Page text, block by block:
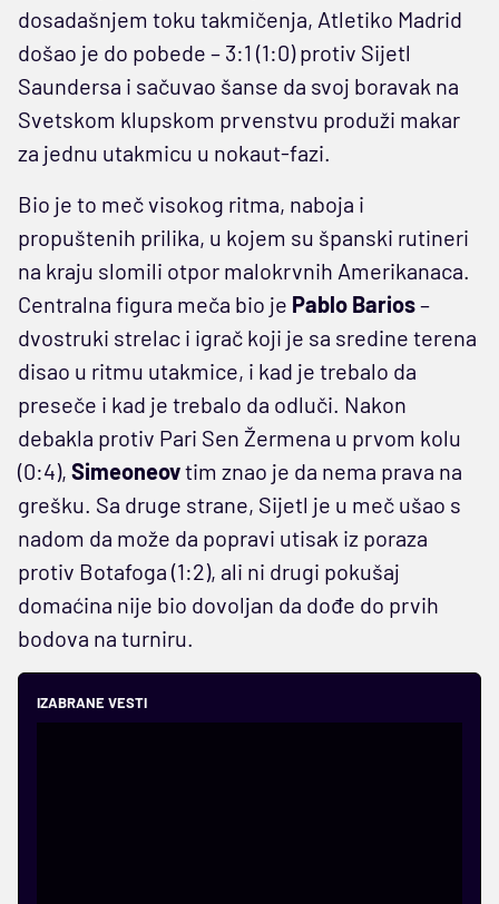
dosadašnjem toku takmičenja, Atletiko Madrid
došao je do pobede – 3:1 (1:0) protiv Sijetl
Saundersa i sačuvao šanse da svoj boravak na
Svetskom klupskom prvenstvu produži makar
za jednu utakmicu u nokaut-fazi.
Bio je to meč visokog ritma, naboja i
propuštenih prilika, u kojem su španski rutineri
na kraju slomili otpor malokrvnih Amerikanaca.
Centralna figura meča bio je Pablo Barios–
dvostruki strelac i igrač koji je sa sredine terena
disao u ritmu utakmice, i kad je trebalo da
preseče i kad je trebalo da odluči. Nakon
debakla protiv Pari Sen Žermena u prvom kolu
(0:4), Simeoneovtim znao je da nema prava na
grešku. Sa druge strane, Sijetl je u meč ušao s
nadom da može da popravi utisak iz poraza
protiv Botafoga (1:2), ali ni drugi pokušaj
domaćina nije bio dovoljan da dođe do prvih
bodova na turniru.
IZABRANE VESTI